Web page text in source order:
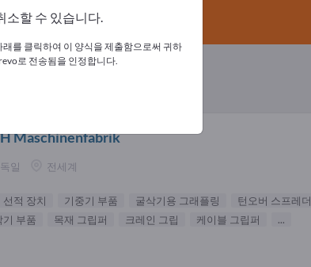
Maschinenfabrik
독일 전세계
선적 장치 기중기 부품 굴삭기용 그래플링
턴오버 스프레더
기 부품 목재 그립퍼 크레인 그립 케이블 그립퍼 ...
소할 수 있습니다.
를 클릭하여 이 양식을 제출함으로써 귀하
로 전송됨을 인정합니다.